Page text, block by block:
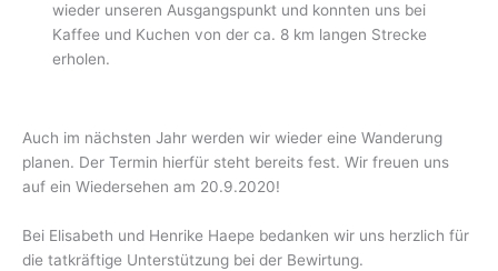
wieder unseren Ausgangspunkt und konnten uns bei
Kaffee und Kuchen von der ca. 8 km langen Strecke
erholen.
Auch im nächsten Jahr werden wir wieder eine Wanderung
planen. Der Termin hierfür steht bereits fest. Wir freuen uns
auf ein Wiedersehen am 20.9.2020!
Bei Elisabeth und Henrike Haepe bedanken wir uns herzlich für
die tatkräftige Unterstützung bei der Bewirtung.